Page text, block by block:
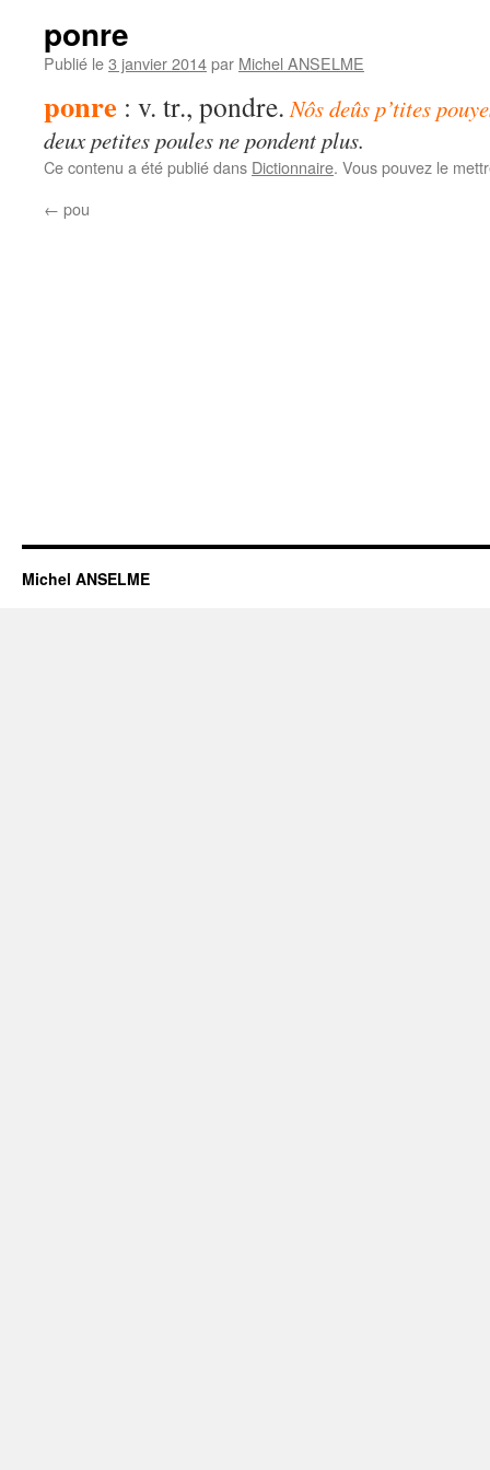
ponre
Publié le3 janvier 2014par Michel ANSELME
ponre : v. tr., pondre. Nôs deûs p’tites
deux petites poules ne pondent plus.
Ce contenu a été publié dans Dictionnaire. Vous pouvez le
← pou
Michel ANSELME